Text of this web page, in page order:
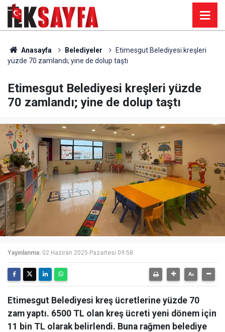
Anasayfa Belediyeler
Etimesgut Belediyesi kreşleri
yüzde 70 zamlandı; yine de dolup taştı
Etimesgut Belediyesi kreşleri yüzde
70 zamlandı; yine de dolup taştı
Yayınlanma: 02 Haziran 2025 Pazartesi 09:58
Etimesgut Belediyesi kreş ücretlerine yüzde 70
zam yaptı. 6500 TL olan kreş ücreti yeni dönem için
11 bin TL olarak belirlendi. Buna rağmen belediye